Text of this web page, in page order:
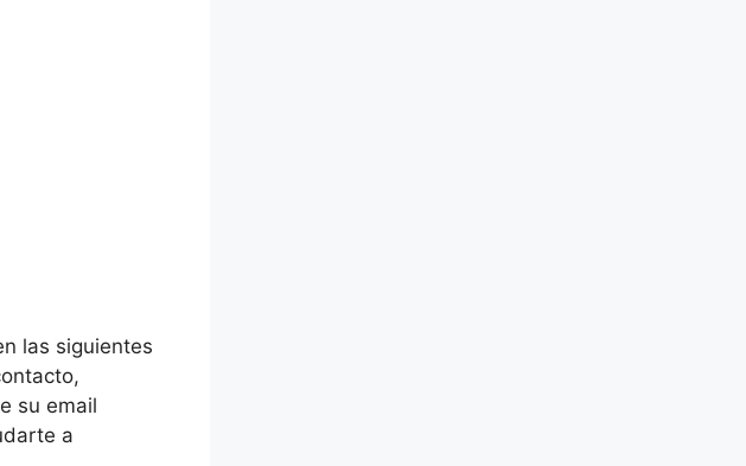
las siguientes
su email
a